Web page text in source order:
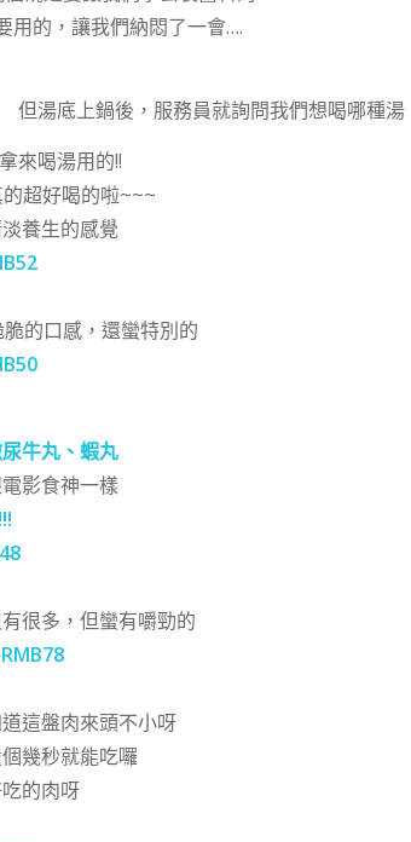
用的，讓我們納悶了一會….
服務員就詢問我們想喝哪種湯
來喝湯用的!!
超好喝的啦~~~
養生的感覺
的口感，還蠻特別的
牛丸、蝦丸
影食神一樣
很多，但蠻有嚼勁的
這盤肉來頭不小呀
幾秒就能吃囉
的肉呀